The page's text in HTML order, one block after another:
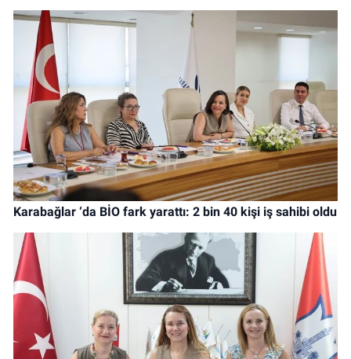
Karabağlar ‘da BİO fark yarattı: 2 bin 40 kişi iş sahibi oldu